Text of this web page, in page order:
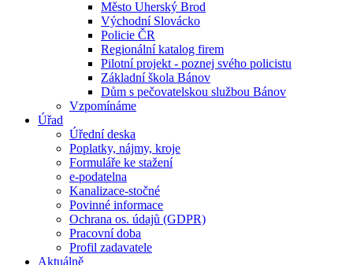
Město Uherský Brod
Východní Slovácko
Policie ČR
Regionální katalog firem
Pilotní projekt - poznej svého policistu
Základní škola Bánov
Dům s pečovatelskou službou Bánov
Vzpomínáme
Úřad
Úřední deska
Poplatky, nájmy, kroje
Formuláře ke stažení
e-podatelna
Kanalizace-stočné
Povinné informace
Ochrana os. údajů (GDPR)
Pracovní doba
Profil zadavatele
Aktuálně